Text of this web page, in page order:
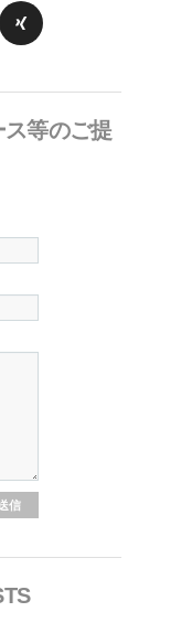
ス等のご提